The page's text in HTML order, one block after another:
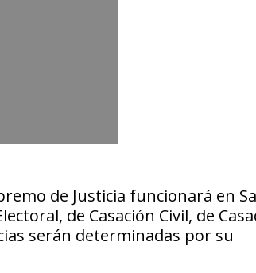
de Justicia funcionará en
de Casación Civil, de
serán determinadas por su